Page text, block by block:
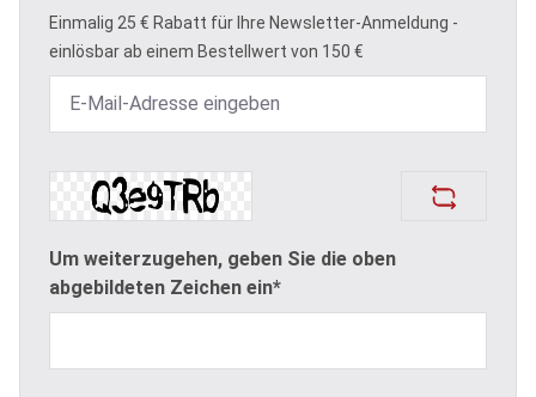
Einmalig 25 € Rabatt für Ihre Newsletter-Anmeldung -
einlösbar ab einem Bestellwert von 150 €
Um weiterzugehen, geben Sie die oben
abgebildeten Zeichen ein*